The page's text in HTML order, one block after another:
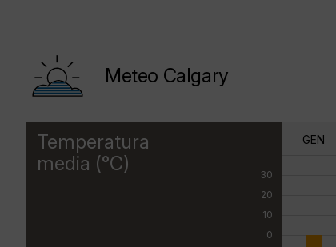
Meteo Calgary
Temperatura
media (°C)
30
20
10
0
GEN